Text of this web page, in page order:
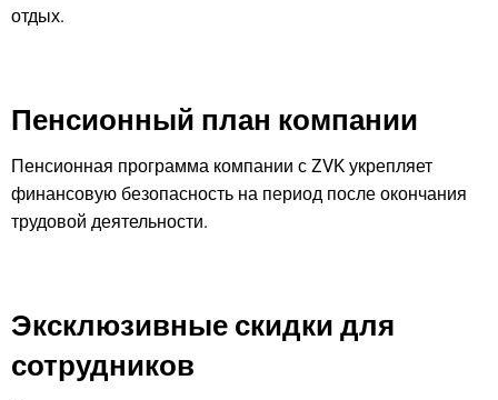
отдых.
Пенсионный план компании
Пенсионная программа компании с ZVK укрепляет
финансовую безопасность на период после окончания
трудовой деятельности.
Эксклюзивные скидки для
сотрудников